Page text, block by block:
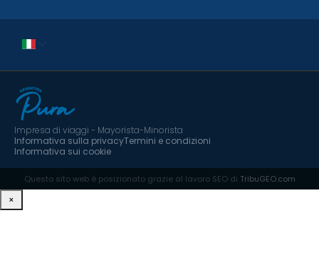
Impresa di viaggi - Mayorista-Minorista
Informativa sulla privacyTermini e condizioni
Informativa sui cookie
Questo sito web è posizionato grazie al lavoro SEO di TribuGEO.com
×